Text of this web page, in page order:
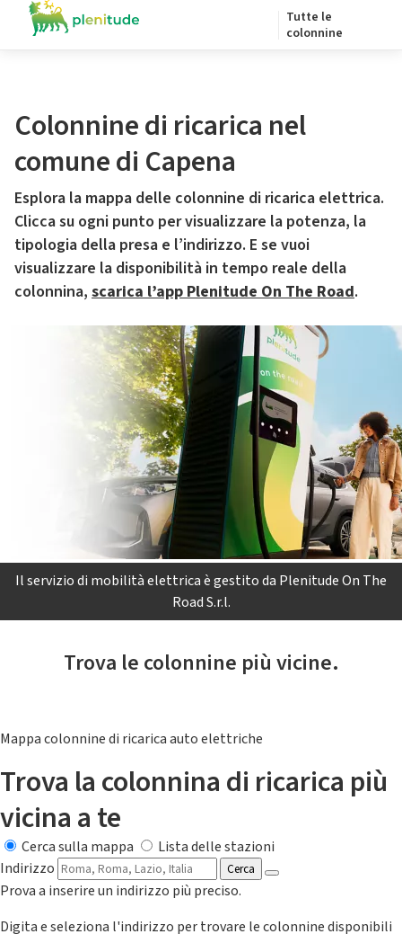
Tutte le
colonnine
Colonnine di ricarica nel
comune di Capena
Esplora la mappa delle colonnine di ricarica elettrica.
Clicca su ogni punto per visualizzare la potenza, la
tipologia della presa e l’indirizzo. E se vuoi
visualizzare la disponibilità in tempo reale della
colonnina, scarica l’app Plenitude On The Road.
Il servizio di mobilità elettrica è gestito da Plenitude On The
Road S.r.l.
Trova le colonnine più vicine.
Mappa colonnine di ricarica auto elettriche
Trova la colonnina di ricarica più
vicina a te
Cerca sulla mappa
Lista delle stazioni
Indirizzo
Cerca
Prova a inserire un indirizzo più preciso.
Digita e seleziona l'indirizzo per trovare le colonnine disponibili